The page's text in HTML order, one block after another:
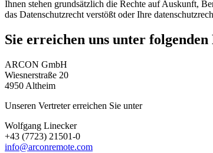
Ihnen stehen grundsätzlich die Rechte auf Auskunft,
das Datenschutzrecht verstößt oder Ihre
Sie erreichen uns unter
ARCON GmbH
Wiesnerstraße 20
4950 Altheim
Unseren Vertreter erreichen Sie unter
Wolfgang Linecker
+43 (7723) 21501-0
info@arconremote.com